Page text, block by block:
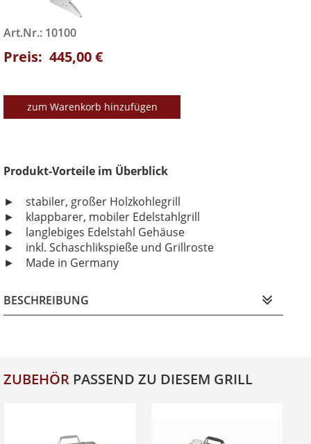
Art.Nr.: 10100
Preis: 445,00 €
zum Warenkorb hinzufügen
Produkt-Vorteile im Überblick
► stabiler, großer Holzkohlegrill
► klappbarer, mobiler Edelstahlgrill
► langlebiges Edelstahl Gehäuse
► inkl. Schaschlikspieße und Grillroste
► Made in Germany
BESCHREIBUNG
ZUBEHÖR PASSEND ZU DIESEM GRILL